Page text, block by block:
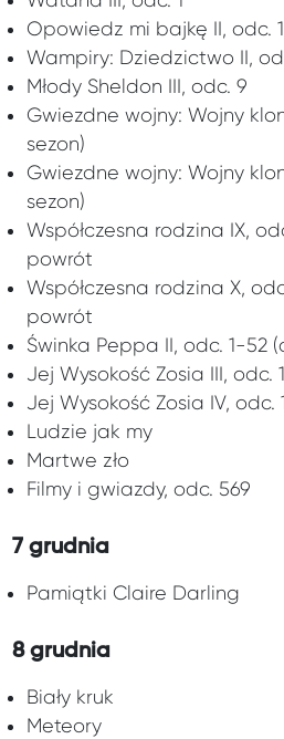
Opowiedz mi bajkę II, odc. 1
Wampiry: Dziedzictwo II,
Młody Sheldon III, odc. 9
Gwiezdne wojny: Wojny
sezon)
Gwiezdne wojny: Wojny
sezon)
Współczesna rodzina IX,
powrót
Współczesna rodzina X,
powrót
Świnka Peppa II, odc. 1-52
Jej Wysokość Zosia III, odc.
Jej Wysokość Zosia IV, odc.
Ludzie jak my
Martwe zło
Filmy i gwiazdy, odc. 569
7 grudnia
Pamiątki Claire Darling
8 grudnia
Biały kruk
Meteory